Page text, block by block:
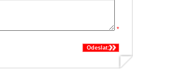
*
Odeslat: